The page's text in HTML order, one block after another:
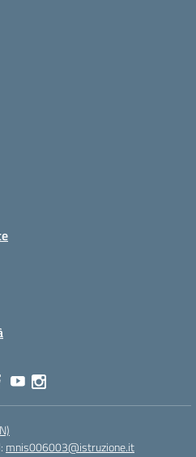
mnis006003@istruzione.it